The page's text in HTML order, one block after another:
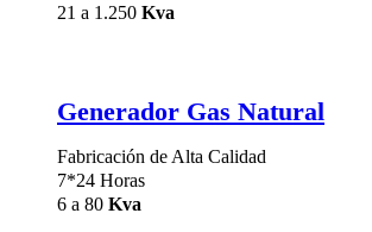
21 a 1.250 Kva
Generador Gas Natural
Fabricación de Alta Calidad
7*24 Horas
6 a 80 Kva